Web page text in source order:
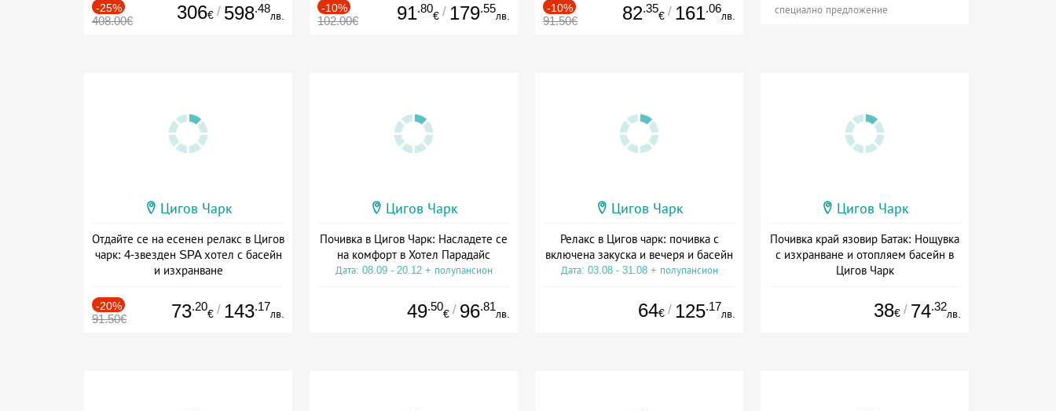
-25%
408.00€ 306€ / 598.48
лв.
-10%
102.00€ 91.80
€ / 179.55
лв.
-10%
91.50€ 82.35
€ / 161.06
лв. специално предложение
Цигов Чарк
Отдайте се на есенен релакс в Цигов
чарк: 4-звезден SPA хотел с басейн
и изхранване
-20%
91.50€ 73.20
€ / 143.17
лв.
Цигов Чарк
Почивка в Цигов Чарк: Насладете се
на комфорт в Хотел Парадайс
Дата: 08.09 - 20.12 + полупансион
49.50
€ / 96.81
лв.
Цигов Чарк
Релакс в Цигов чарк: почивка с
включена закуска и вечеря и басейн
Дата: 03.08 - 31.08 + полупансион
64€ / 125.17
лв.
Цигов Чарк
Почивка край язовир Батак: Нощувка
с изхранване и отопляем басейн в
Цигов Чарк
38€ / 74.32
лв.